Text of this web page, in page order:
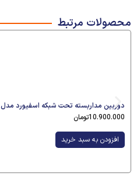
محصولات مرتبط
دوربین مداربسته تحت شبکه اسفیورد مدل Z۳۲۲
10.900.000تومان
افزودن به سبد خرید